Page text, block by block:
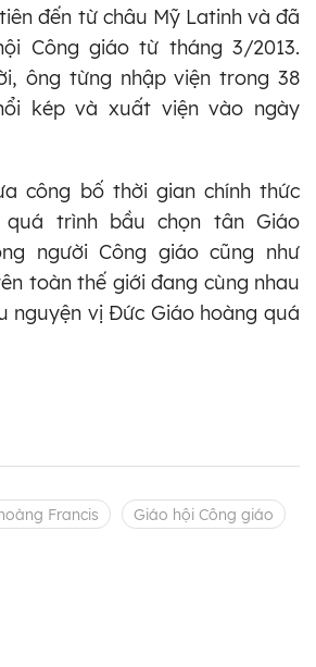
đến từ châu Mỹ Latinh và đã
Công giáo từ tháng 3/2013.
ông từng nhập viện trong 38
kép và xuất viện vào ngày
công bố thời gian chính thức
trình bầu chọn tân Giáo
người Công giáo cũng như
toàn thế giới đang cùng nhau
nguyện vị Đức Giáo hoàng quá
Francis Giáo hội Công giáo